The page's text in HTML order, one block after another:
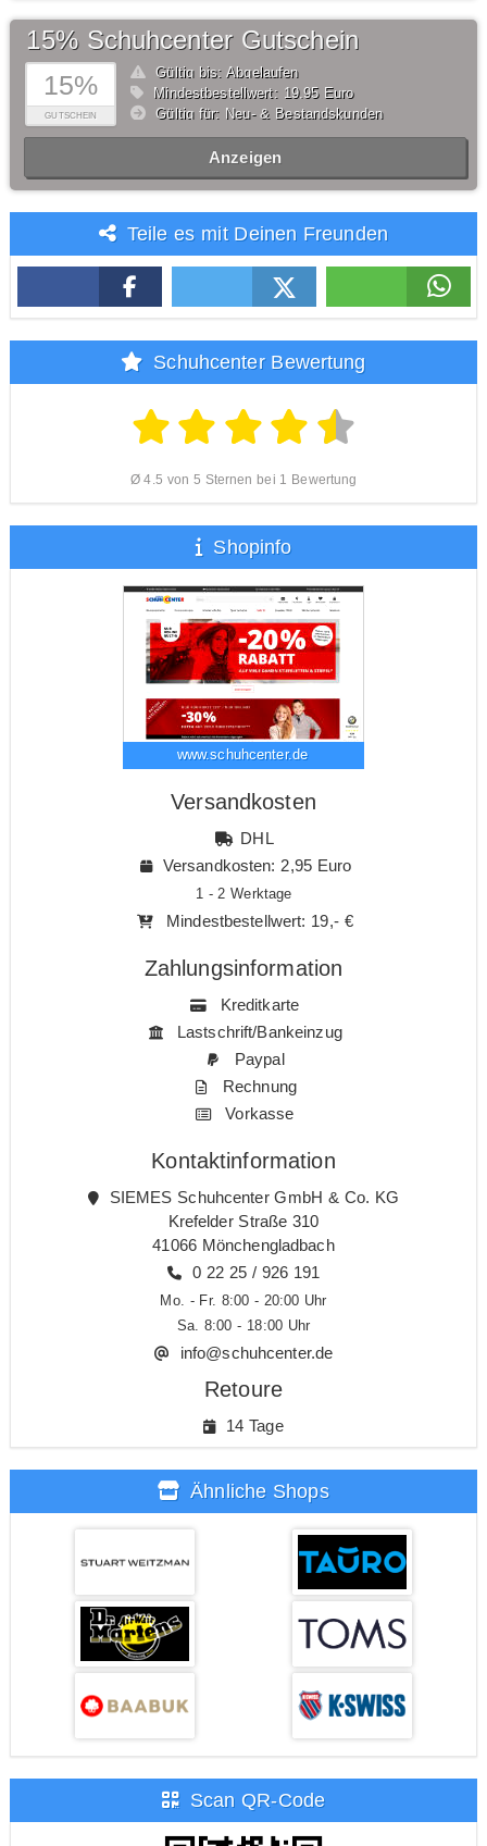
15%
GUTSCHEIN
15% Schuhcenter Gutschein
Gültig bis: Abgelaufen
Mindestbestellwert: 19,95 Euro
Gültig für: Neu- & Bestandskunden
Anzeigen
Teile es mit Deinen Freunden
Schuhcenter Bewertung
Ø 4.5 von 5 Sternen bei 1 Bewertung
Shopinfo
www.schuhcenter.de
Versandkosten
DHL
Versandkosten: 2,95 Euro
1 - 2 Werktage
Mindestbestellwert: 19,- €
Zahlungsinformation
Kreditkarte
Lastschrift/Bankeinzug
Paypal
Rechnung
Vorkasse
Kontaktinformation
SIEMES Schuhcenter GmbH & Co. KG
Krefelder Straße 310
41066 Mönchengladbach
0 22 25 / 926 191
Mo. - Fr. 8:00 - 20:00 Uhr
Sa. 8:00 - 18:00 Uhr
info@schuhcenter.de
Retoure
14 Tage
Ähnliche Shops
Scan QR-Code